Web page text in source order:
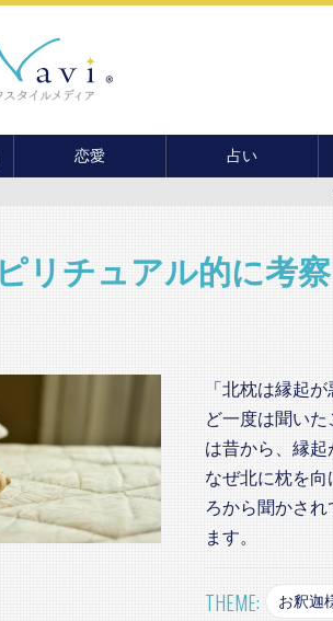
恋愛
結婚
セックス
占い
カード占い
おもしろ占い
メール占い
リチュアル的に考
「北枕は縁起
ど一度は聞い
は昔から、縁起
なぜ北に枕を
ろから聞かさ
ます。
THEME: お釈迦